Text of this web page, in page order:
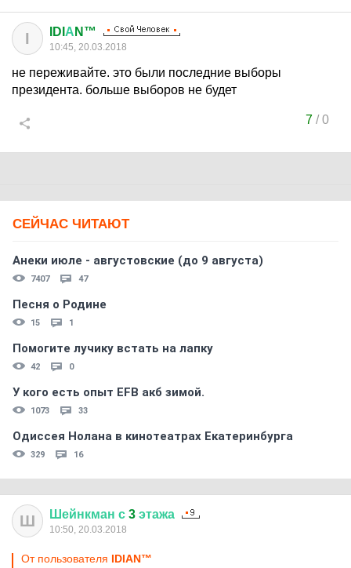
I IDI А N™
10:45, 20.03.2018
не переживайте. это были последние выборы
президента. больше выборов не будет
7/0
СЕЙЧАС ЧИТАЮТ
Анеки июле - августовские (до 9 августа)
7407 47
Песня о Родине
15 1
Помогите лучику встать на лапку
42 0
У кого есть опыт EFB акб зимой.
1073 33
Одиссея Нолана в кинотеатрах Екатеринбурга
329 16
Ш Шейнкман с 3 этажа
10:50, 20.03.2018
От пользователя IDIАN™